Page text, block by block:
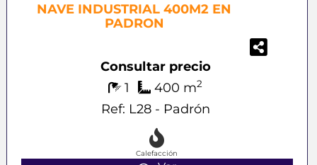
NAVE INDUSTRIAL 400M2 EN
PADRON
Consultar precio
1
400 m2
Ref: L28 - Padrón
Calefacción